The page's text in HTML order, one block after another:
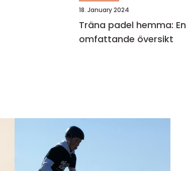
18. January 2024
Träna padel hemma: En
omfattande översikt